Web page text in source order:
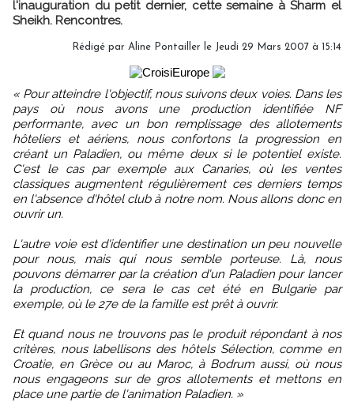
l'inauguration du petit dernier, cette semaine à Sharm el
Sheikh. Rencontres.
Rédigé par Aline Pontailler le Jeudi 29 Mars 2007 à 15:14
« Pour atteindre l'objectif, nous suivons deux voies. Dans les
pays où nous avons une production identifiée NF
performante, avec un bon remplissage des allotements
hôteliers et aériens, nous confortons la progression en
créant un Paladien, ou même deux si le potentiel existe.
C'est le cas par exemple aux Canaries, où les ventes
classiques augmentent régulièrement ces derniers temps
en l'absence d'hôtel club à notre nom. Nous allons donc en
ouvrir un.
L'autre voie est d'identifier une destination un peu nouvelle
pour nous, mais qui nous semble porteuse. Là, nous
pouvons démarrer par la création d'un Paladien pour lancer
la production, ce sera le cas cet été en Bulgarie par
exemple, où le 27e de la famille est prêt à ouvrir.
Et quand nous ne trouvons pas le produit répondant à nos
critères, nous labellisons des hôtels Sélection, comme en
Croatie, en Grèce ou au Maroc, à Bodrum aussi, où nous
nous engageons sur de gros allotements et mettons en
place une partie de l'animation Paladien. »